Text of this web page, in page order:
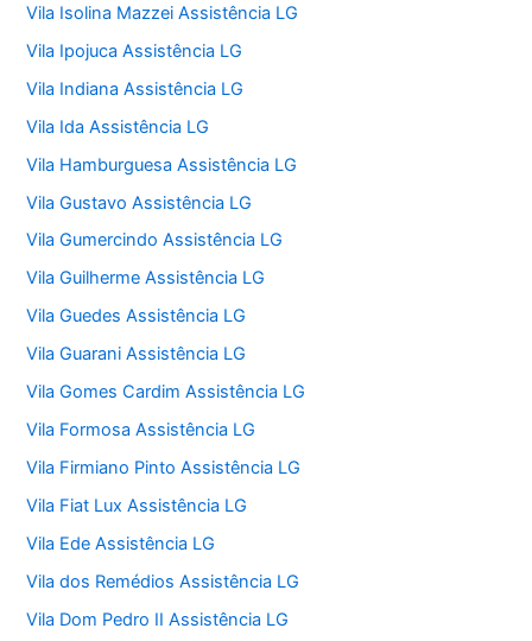
Vila Isolina Mazzei Assistência LG
Vila Ipojuca Assistência LG
Vila Indiana Assistência LG
Vila Ida Assistência LG
Vila Hamburguesa Assistência LG
Vila Gustavo Assistência LG
Vila Gumercindo Assistência LG
Vila Guilherme Assistência LG
Vila Guedes Assistência LG
Vila Guarani Assistência LG
Vila Gomes Cardim Assistência LG
Vila Formosa Assistência LG
Vila Firmiano Pinto Assistência LG
Vila Fiat Lux Assistência LG
Vila Ede Assistência LG
Vila dos Remédios Assistência LG
Vila Dom Pedro II Assistência LG